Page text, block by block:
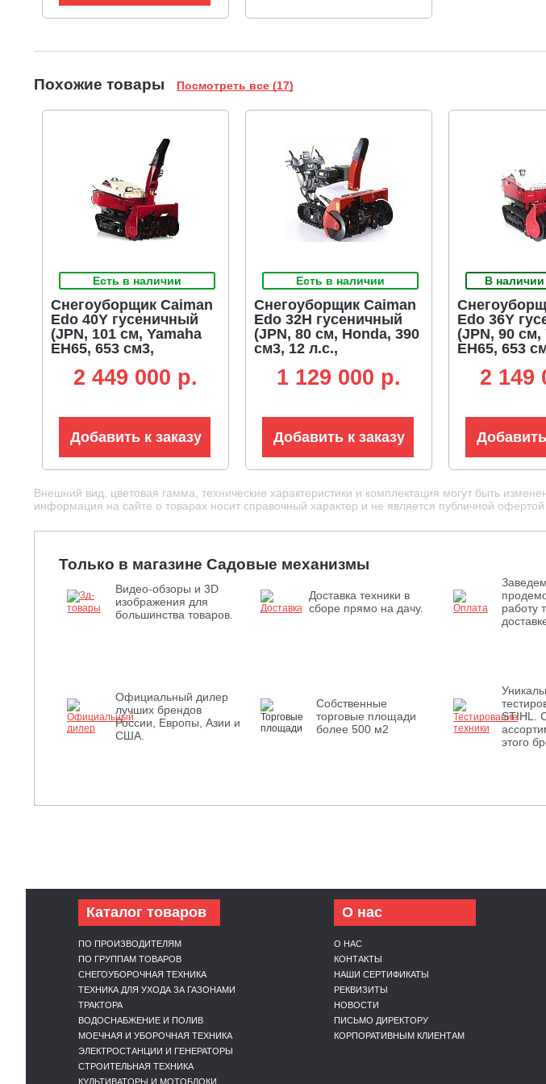
Похожие товары Посмотреть все (17)
Есть в наличии
Снегоуборщик Caiman
Edo 40Y гусеничный
(JPN, 101 см, Yamaha
EH65, 653 см3,
гидростатическая
трансмиссия, LED
2 449 000 p.
Добавить к заказу
Есть в наличии
Снегоуборщик Caiman
Edo 32H гусеничный
(JPN, 80 см, Honda, 390
см3, 12 л.с.,
гидростатическая
трансмиссия, LED
1 129 000 p.
Добавить к заказу
В наличии
Edo 36Y
(JPN, 90 см,
EH65, 653
2 149
Внешний вид, цветовая гамма, технические характеристики и комплектация могут быть
информация на сайте о товарах носит справочный характер и не является публичной офертой
Только в магазине Садовые механизмы
Видео-обзоры и 3D
изображения для
большинства товаров.
Доставка техники в
сборе прямо на дачу.
работу
Официальный дилер
лучших брендов
России, Европы, Азии и
США.
Собственные
торговые площади
более 500 м2
STIHL.
этого
Каталог товаров
ПО ПРОИЗВОДИТЕЛЯМ
ПО ГРУППАМ ТОВАРОВ
СНЕГОУБОРОЧНАЯ ТЕХНИКА
ТЕХНИКА ДЛЯ УХОДА ЗА ГАЗОНАМИ
ТРАКТОРА
ВОДОСНАБЖЕНИЕ И ПОЛИВ
МОЕЧНАЯ И УБОРОЧНАЯ ТЕХНИКА
ЭЛЕКТРОСТАНЦИИ И ГЕНЕРАТОРЫ
СТРОИТЕЛЬНАЯ ТЕХНИКА
КУЛЬТИВАТОРЫ И МОТОБЛОКИ
О нас
О НАС
КОНТАКТЫ
НАШИ СЕРТИФИКАТЫ
РЕКВИЗИТЫ
НОВОСТИ
ПИСЬМО ДИРЕКТОРУ
КОРПОРАТИВНЫМ КЛИЕНТАМ